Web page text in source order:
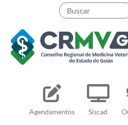
content
Agendamentos Siscad
Pesquisar